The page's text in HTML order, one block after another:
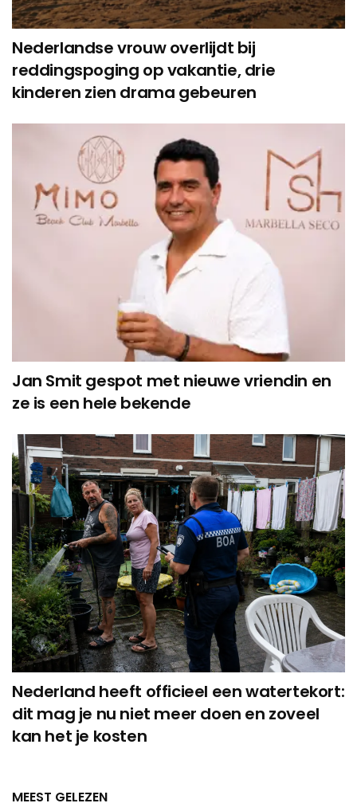
Nederlandse vrouw overlijdt bij
reddingspoging op vakantie, drie
kinderen zien drama gebeuren
Jan Smit gespot met nieuwe vriendin en
ze is een hele bekende
Nederland heeft officieel een watertekort:
dit mag je nu niet meer doen en zoveel
kan het je kosten
MEEST GELEZEN